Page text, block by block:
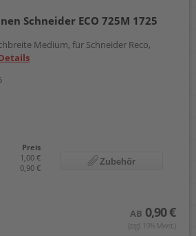
Schneider ECO 725M 1725
Medium, für Schneider Reco,
Preis
1,00 €
0,90 €
Zubehör
AB 0,90 €
(zzgl. 19% Mwst.)